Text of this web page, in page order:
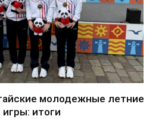
молодежные летние
игры: итоги